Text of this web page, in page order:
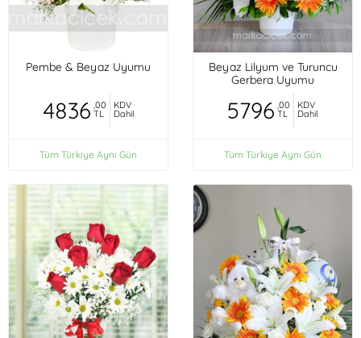
Pembe & Beyaz Uyumu
4836 ,00
TL
KDV
Dahil
Tüm Türkiye Aynı Gün
Beyaz Lilyum ve Turuncu
Gerbera Uyumu
5796 ,00
TL
KDV
Dahil
Tüm Türkiye Aynı Gün